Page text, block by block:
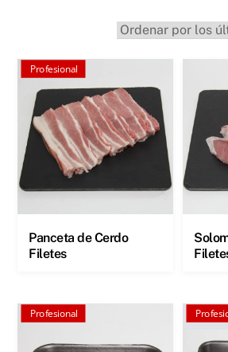
Profesional
Panceta de Cerdo
Filetes
Profesional